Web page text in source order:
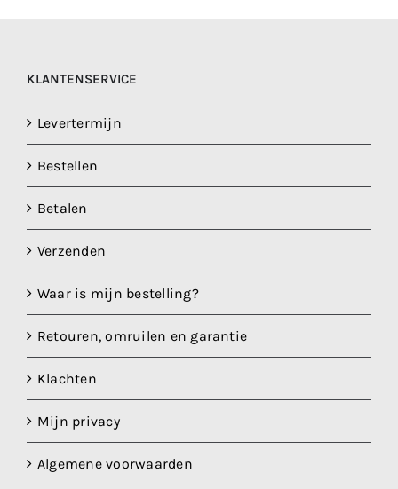
KLANTENSERVICE
Levertermijn
Bestellen
Betalen
Verzenden
Waar is mijn bestelling?
Retouren, omruilen en garantie
Klachten
Mijn privacy
Algemene voorwaarden